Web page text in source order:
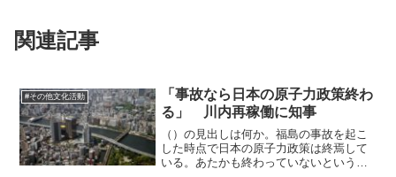
関連記事
#その他文化活動
「事故なら日本の原子力政策終わ
る」 川内再稼働に知事
（）の見出しは何か。福島の事故を起こ
した時点で日本の原子力政策は終焉して
いる。あたかも終わっていないというか